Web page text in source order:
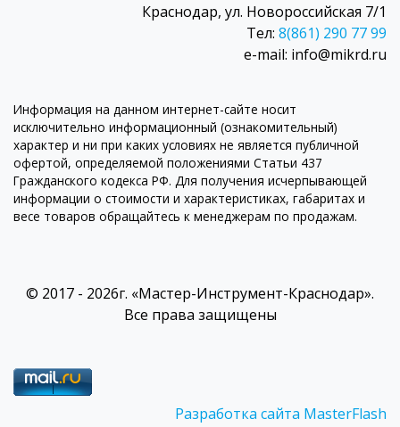
Краснодар, ул. Новороссийская 7/1
Тел: 8(861) 290 77 99
e-mail: info@mikrd.ru
Информация на данном интернет-сайте носит
исключительно информационный (ознакомительный)
характер и ни при каких условиях не является публичной
офертой, определяемой положениями Статьи 437
Гражданского кодекса РФ. Для получения исчерпывающей
информации о стоимости и характеристиках, габаритах и
весе товаров обращайтесь к менеджерам по продажам.
© 2017 - 2026г. «Мастер-Инструмент-Краснодар».
Все права защищены
Разработка сайта MasterFlash